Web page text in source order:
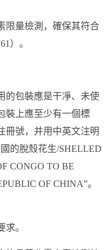
量檢測，確保其符合
）。
包裝應是干凈、未使
裝上應至少有一個標
冊號，并用中英文注明
的脫殼花生/SHELLED
CONGO TO BE
OF CHINA”。
。